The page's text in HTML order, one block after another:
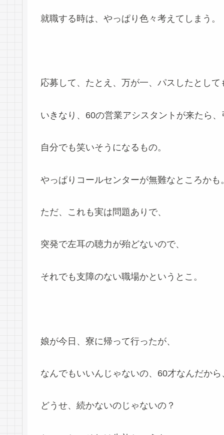
就職する時は、やっぱり色々考えてしまう。
応募して、たとえ、万が一、パスしたとして
いきなり、60の営業アシスタントが来たら、
自分でも笑いそうになるもの。
やっぱりコールセンターが無難なところかも
ただ、これも実は問題ありで、
突発で左耳の聴力が殆どないので、
それでも支障のない職場かというとこ。
娘が今日、寮に帰って行ったが、
なんでもいいんじゃないの、60才なんだから
どうせ、続かないのじゃないの？